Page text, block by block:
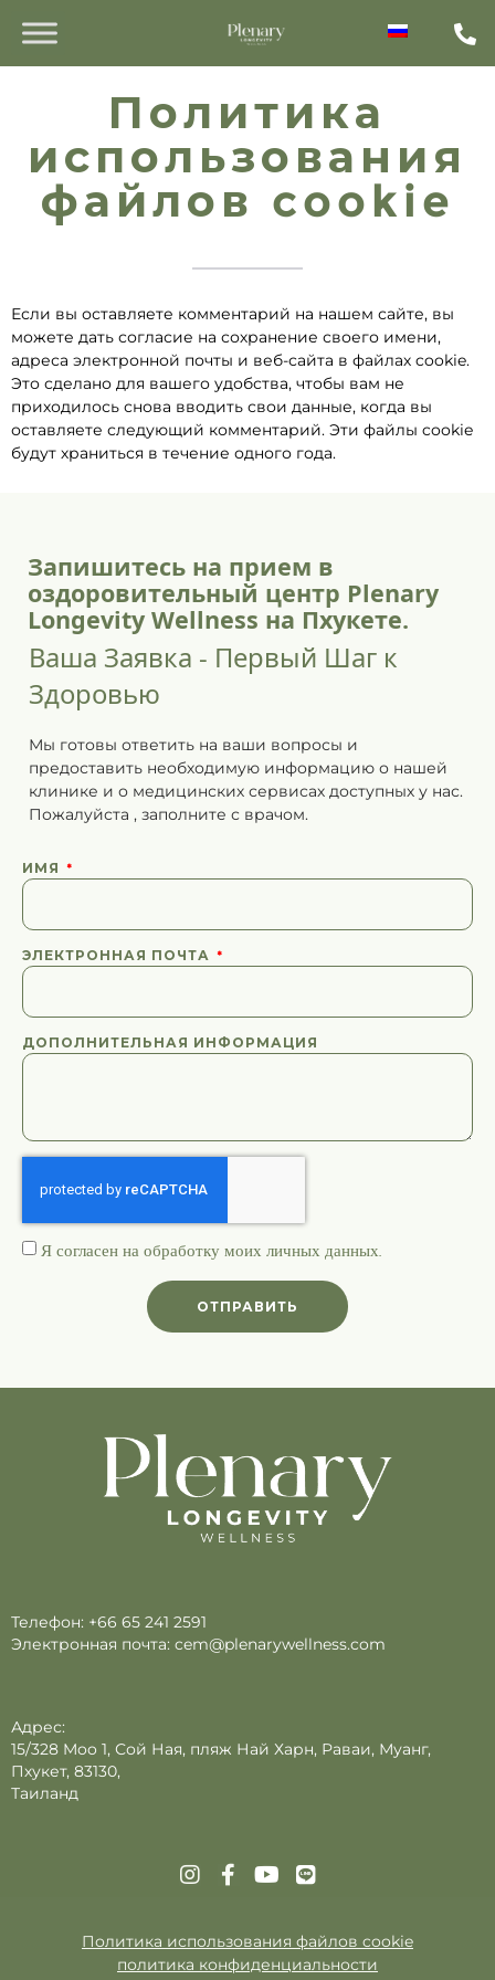
Политика
использования
файлов cookie
Если вы оставляете комментарий на нашем сайте, вы
можете дать согласие на сохранение своего имени,
адреса электронной почты и веб-сайта в файлах cookie.
Это сделано для вашего удобства, чтобы вам не
приходилось снова вводить свои данные, когда вы
оставляете следующий комментарий. Эти файлы cookie
будут храниться в течение одного года.
Запишитесь на прием в
оздоровительный центр Plenary
Longevity Wellness на Пхукете.
Ваша Заявка - Первый Шаг к
Здоровью
Мы готовы ответить на ваши вопросы и
предоставить необходимую информацию о нашей
клинике и о медицинских сервисах доступных у нас.
Пожалуйста , заполните с врачом.
ИМЯ
ЭЛЕКТРОННАЯ ПОЧТА
ДОПОЛНИТЕЛЬНАЯ ИНФОРМАЦИЯ
Я согласен на обработку моих личных данных.
ОТПРАВИТЬ
Телефон: +66 65 241 2591
Электронная почта: cem@plenarywellness.com
Адрес:
15/328 Moo 1, Сой Ная, пляж Най Харн, Раваи, Муанг,
Пхукет, 83130,
Таиланд
Политика использования файлов cookie
политика конфиденциальности